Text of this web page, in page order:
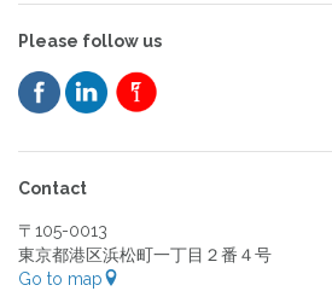
Please follow us
Contact
〒105-0013
東京都港区浜松町一丁目２番４号
Go to map